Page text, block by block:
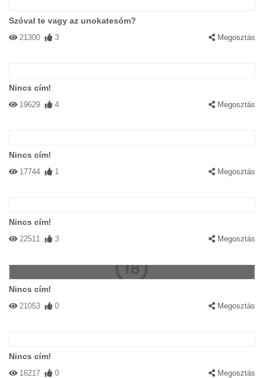
Szóval te vagy az unokatesóm?
21300 3 Megosztás
Nincs cím!
19629 4 Megosztás
Nincs cím!
17744 1 Megosztás
Nincs cím!
22511 3 Megosztás
Nincs cím!
21053 0 Megosztás
Nincs cím!
16217 0 Megosztás